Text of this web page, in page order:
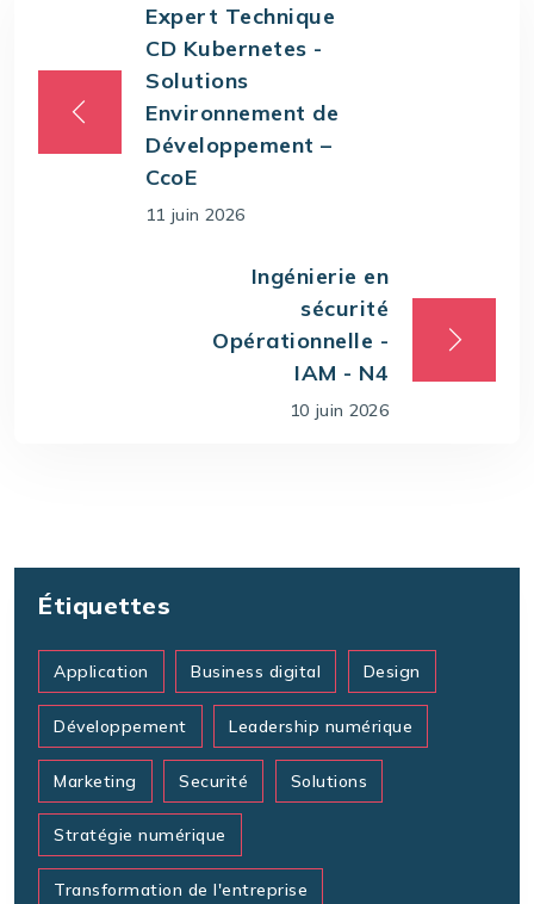
Expert Technique
CD Kubernetes -
Solutions
Environnement de
Développement –
CcoE
11 juin 2026
Ingénierie en
sécurité
Opérationnelle -
IAM - N4
10 juin 2026
Étiquettes
Application Business digital Design
Développement Leadership numérique
Marketing Securité Solutions
Stratégie numérique
Transformation de l'entreprise